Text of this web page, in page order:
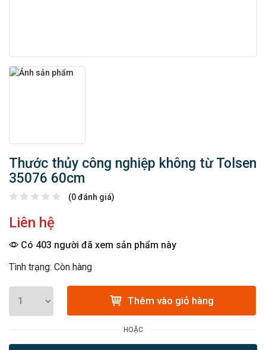
Thước thủy công nghiệp không từ Tolsen
35076 60cm
(0 đánh giá)
Liên hệ
Có 403 người đã xem sản phẩm này
Tình trạng: Còn hàng
Thêm vào giỏ hàng
HOẶC